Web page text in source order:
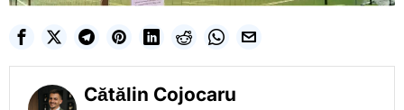
Cătălin Cojocaru